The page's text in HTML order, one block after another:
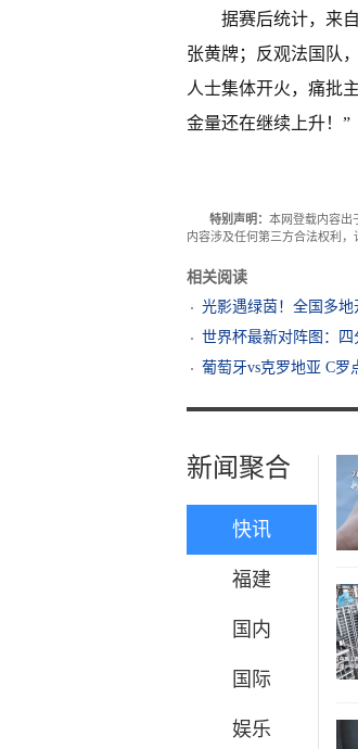
据赛后统计，来
张黄牌；反观法国队
人士集体开火，痛批
金量还在继续上升！”
特别声明： 本网登载内容出
内容涉及任何第三方合法权利，
相关阅读
光影遇绿茵！全国多
世界杯最新对阵图：
葡萄牙vs克罗地亚 C
新闻聚合
快讯
福建
国内
国际
娱乐